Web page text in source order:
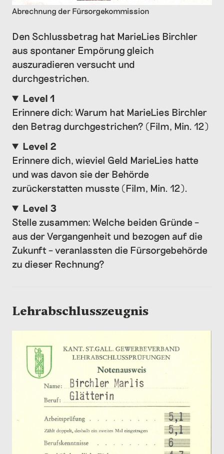
Abrechnung der Fürsorgekommission
Den Schlussbetrag hat MarieLies Birchler
aus spontaner Empörung gleich
auszuradieren versucht und
durchgestrichen.
Level 1
Erinnere dich: Warum hat MarieLies Birchler
den Betrag durchgestrichen? (Film, Min. 12)
Level 2
Erinnere dich, wieviel Geld MarieLies hatte
und was davon sie der Behörde
zurückerstatten musste (Film, Min. 12).
Level 3
Stelle zusammen: Welche beiden Gründe –
aus der Vergangenheit und bezogen auf die
Zukunft – veranlassten die Fürsorgebehörde
zu dieser Rechnung?
Lehrabschlusszeugnis